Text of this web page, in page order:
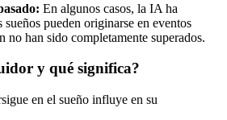
En algunos casos, la IA ha
sueños pueden originarse en eventos
no han sido completamente superados.
y qué significa?
en el sueño influye en su